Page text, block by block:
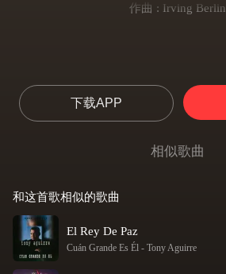
作曲 : Irving Berlin
下载APP
相似歌曲
和这首歌相似的歌曲
El Rey De Paz
Cuán Grande Es Él - Tony Aguirre